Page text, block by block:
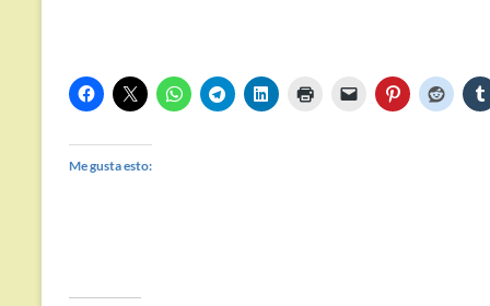
Me gusta esto: